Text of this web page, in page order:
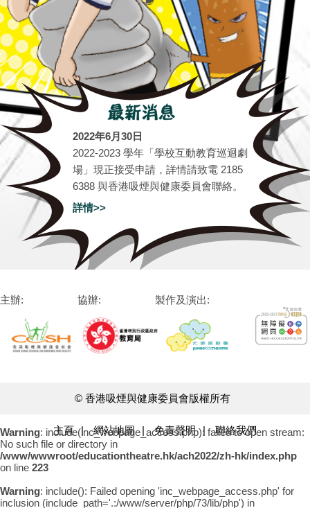
2022年6月30日
2022-2023 學年「學校互動教育巡迴劇
場」現正接受申請，詳情請致電 2185
6388 與香港吸煙與健康委員會聯絡。
詳情>>
主辦: 協辦: 製作及演出:
© 香港吸煙與健康委員會版權所有
主頁 | 網站地圖 | 免責聲明 | 聯絡我們
Warning: include(inc_webpage_access.php): failed to open stream:
No such file or directory in
/www/wwwroot/educationtheatre.hk/ach2022/zh-hk/index.php
on line 223
Warning: include(): Failed opening 'inc_webpage_access.php' for
inclusion (include_path='.:/www/server/php/73/lib/php') in